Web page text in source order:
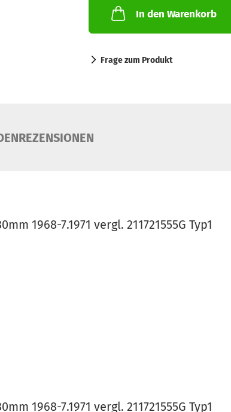
In den Warenkorb
Frage zum Produkt
1968-7.1971 vergl. 211721555G Typ1
1968-7.1971 vergl. 211721555G Typ1